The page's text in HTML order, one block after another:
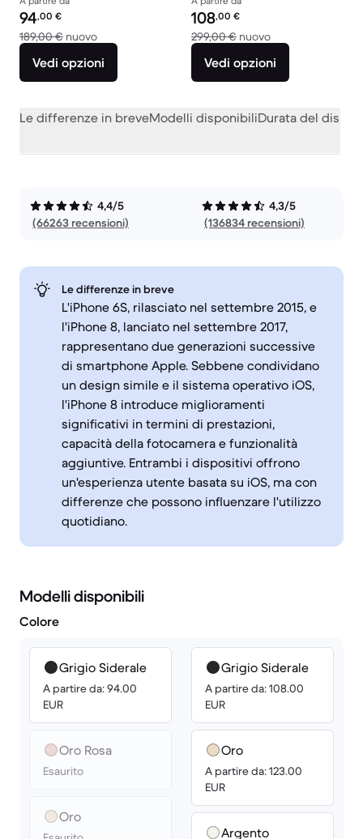
Prezzo del ricondizionato:
94,00 €
189,00 € nuovoRispetto a 189,00 € del nuovo
Vedi opzioni
Prezzo del ricondizionato:
108,00 €
299,00 € nuovoRispetto a 299,00
Vedi opzioni
Le differenze in breveModelli disponibiliDurata del
4,4/5
(66263 recensioni)
4,3/5
(136834 recensioni)
Le differenze in breve
L'iPhone 6S, rilasciato nel settembre 2015, e
l'iPhone 8, lanciato nel settembre 2017,
rappresentano due generazioni successive
di smartphone Apple. Sebbene condividano
un design simile e il sistema operativo iOS,
l'iPhone 8 introduce miglioramenti
significativi in termini di prestazioni,
capacità della fotocamera e funzionalità
aggiuntive. Entrambi i dispositivi offrono
un'esperienza utente basata su iOS, ma con
differenze che possono influenzare l'utilizzo
quotidiano.
Modelli disponibili
Colore
Grigio Siderale
A partire da: 94.00
EUR
Oro Rosa
Esaurito
Oro
Grigio Siderale
A partire da: 108.00
EUR
Oro
A partire da: 123.00
EUR
Argento